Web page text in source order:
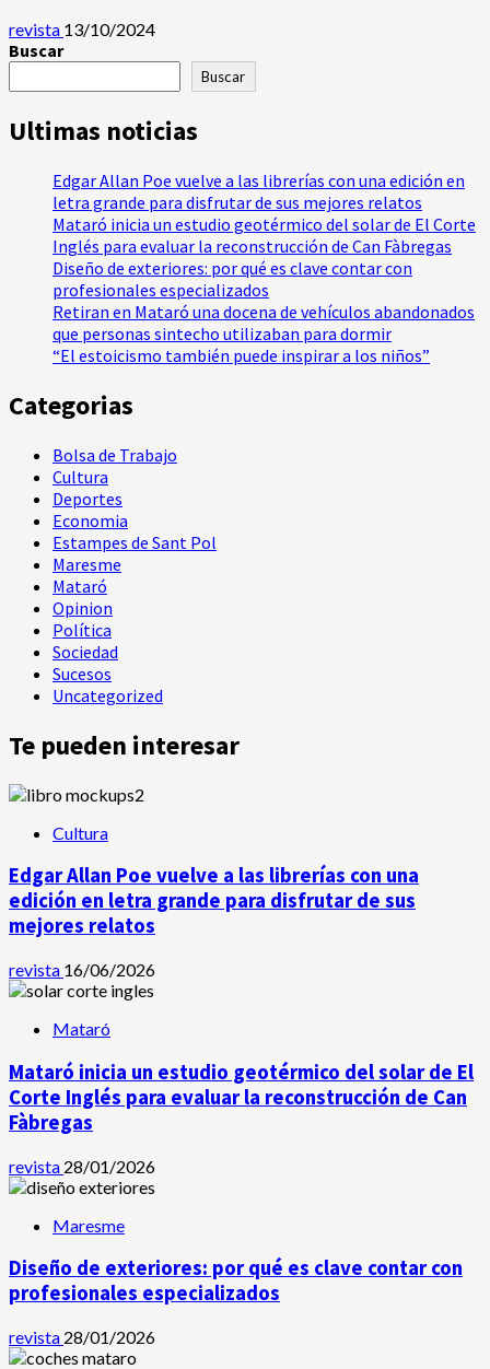
revista 13/10/2024
Buscar
Buscar
Ultimas noticias
Edgar Allan Poe vuelve a las librerías con una edición en
letra grande para disfrutar de sus mejores relatos
Mataró inicia un estudio geotérmico del solar de El Corte
Inglés para evaluar la reconstrucción de Can Fàbregas
Diseño de exteriores: por qué es clave contar con
profesionales especializados
Retiran en Mataró una docena de vehículos abandonados
que personas sintecho utilizaban para dormir
“El estoicismo también puede inspirar a los niños”
Categorias
Bolsa de Trabajo
Cultura
Deportes
Economia
Estampes de Sant Pol
Maresme
Mataró
Opinion
Política
Sociedad
Sucesos
Uncategorized
Te pueden interesar
Cultura
Edgar Allan Poe vuelve a las librerías con una
edición en letra grande para disfrutar de sus
mejores relatos
revista 16/06/2026
Mataró
Mataró inicia un estudio geotérmico del solar de El
Corte Inglés para evaluar la reconstrucción de Can
Fàbregas
revista 28/01/2026
Maresme
Diseño de exteriores: por qué es clave contar con
profesionales especializados
revista 28/01/2026